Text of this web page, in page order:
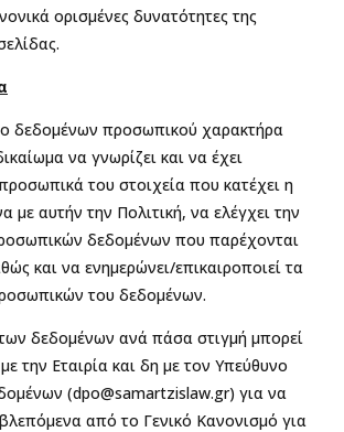
ορισμένες δυνατότητες της
δεδομένων προσωπικού χαρακτήρα
να γνωρίζει και να έχει
του στοιχεία που κατέχει η
με αυτήν την Πολιτική, να ελέγχει την
δεδομένων που παρέχονται
και να ενημερώνει/επικαιροποιεί τα
του δεδομένων.
δεδομένων ανά πάσα στιγμή μπορεί
την Εταιρία και δη με τον Υπεύθυνο
(dpo@samartzislaw.gr) για να
από το Γενικό Κανονισμό για